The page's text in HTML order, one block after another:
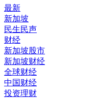
最新
新加坡
民生民声
财经
新加坡股市
新加坡财经
全球财经
中国财经
投资理财